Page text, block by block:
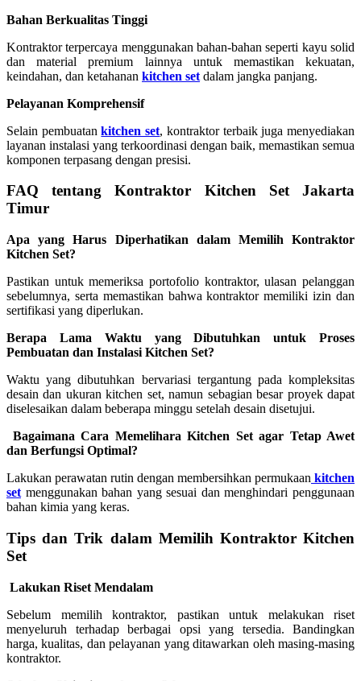
Bahan Berkualitas Tinggi
Kontraktor terpercaya menggunakan bahan-bahan seperti kayu solid
dan material premium lainnya untuk memastikan kekuatan,
keindahan, dan ketahanan kitchen set dalam jangka panjang.
Pelayanan Komprehensif
Selain pembuatankitchen set, kontraktor terbaik juga menyediakan
layanan instalasi yang terkoordinasi dengan baik, memastikan semua
komponen terpasang dengan presisi.
FAQ tentang Kontraktor Kitchen Set Jakarta
Timur
Apa yang Harus Diperhatikan dalam Memilih Kontraktor
Kitchen Set?
Pastikan untuk memeriksa portofolio kontraktor, ulasan pelanggan
sebelumnya, serta memastikan bahwa kontraktor memiliki izin dan
sertifikasi yang diperlukan.
Berapa Lama Waktu yang Dibutuhkan untuk Proses
Pembuatan dan Instalasi Kitchen Set?
Waktu yang dibutuhkan bervariasi tergantung pada kompleksitas
desain dan ukuran kitchen set, namun sebagian besar proyek dapat
diselesaikan dalam beberapa minggu setelah desain disetujui.
Bagaimana Cara Memelihara Kitchen Set agar Tetap Awet
dan Berfungsi Optimal?
Lakukan perawatan rutin dengan membersihkan permukaan kitchen
set menggunakan bahan yang sesuai dan menghindari penggunaan
bahan kimia yang keras.
Tips dan Trik dalam Memilih Kontraktor Kitchen
Set
Lakukan Riset Mendalam
Sebelum memilih kontraktor, pastikan untuk melakukan riset
menyeluruh terhadap berbagai opsi yang tersedia. Bandingkan
harga, kualitas, dan pelayanan yang ditawarkan oleh masing-masing
kontraktor.